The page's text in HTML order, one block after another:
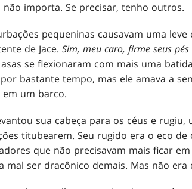
não importa. Se precisar, tenho outros.
pequeninas causavam uma
de Jace. Sim, meu caro, firme seus
se flexionaram com mais uma
bastante tempo, mas ele amava a
em um barco.
sua cabeça para os céus e
titubearem. Seu rugido era o eco
que não precisavam mais ficar
mal ser dracônico demais. Mas não